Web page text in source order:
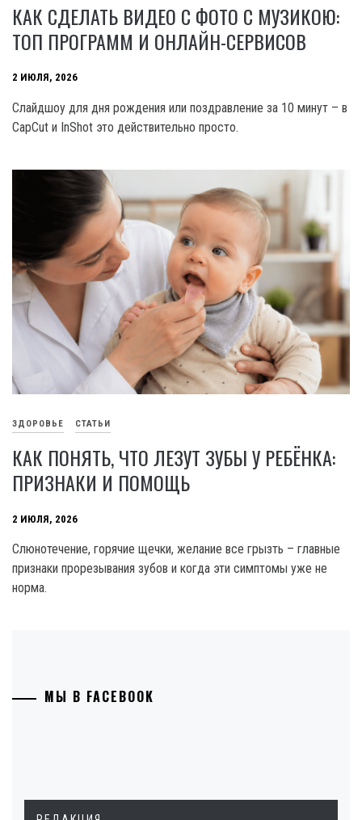
КАК СДЕЛАТЬ ВИДЕО С ФОТО С МУЗИКОЮ:
ТОП ПРОГРАММ И ОНЛАЙН-СЕРВИСОВ
2 ИЮЛЯ, 2026
Слайдшоу для дня рождения или поздравление за 10 минут – в
CapCut и InShot это действительно просто.
ЗДОРОВЬЕ СТАТЬИ
КАК ПОНЯТЬ, ЧТО ЛЕЗУТ ЗУБЫ У РЕБЁНКА:
ПРИЗНАКИ И ПОМОЩЬ
2 ИЮЛЯ, 2026
Слюнотечение, горячие щечки, желание все грызть – главные
признаки прорезывания зубов и когда эти симптомы уже не
норма.
МЫ В FACEBOOK